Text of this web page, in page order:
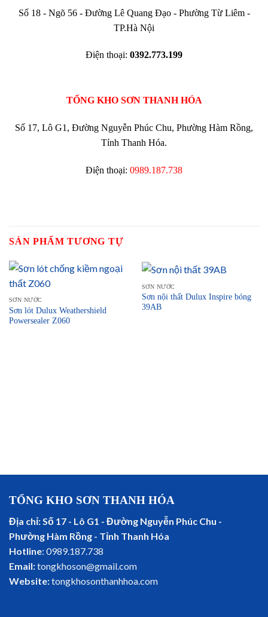
Số 18 - Ngõ 56 - Đường Lê Quang Đạo - Phường Từ Liêm -
TP.Hà Nội
Điện thoại: 0392.773.199
TỔNG KHO SƠN THANH HÓA
Số 17, Lô G1, Đường Nguyễn Phúc Chu, Phường Hàm Rồng,
Tỉnh Thanh Hóa.
Điện thoại: 0989.187.738
SẢN PHẨM TƯƠNG TỰ
SƠN NƯỚC
Sơn lót Dulux Weathershield
Powersealer Z060
SƠN NƯỚC
Sơn nội thất Dulux Inspire bóng
39AB
TỔNG KHO SƠN THANH HÓA
Địa chỉ: Số 17 - Lô G1 - Đường Nguyễn Phúc Chu -
Phường Hàm Rồng - Tỉnh Thanh Hóa
Hotline: 0989.187.738
Email:tongkhoson@gmail.com
Website:tongkhosonthanhhoa.com